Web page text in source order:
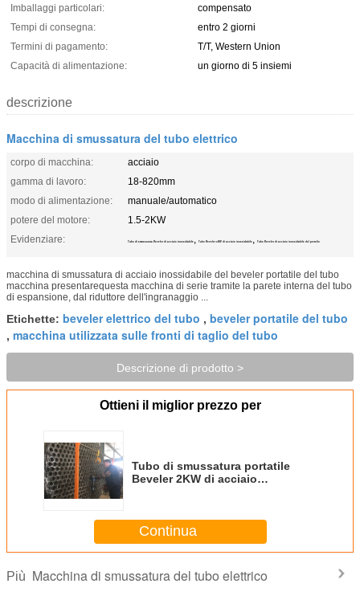
Imballaggi particolari:
compensato
Tempi di consegna:
entro 2 giorni
Termini di pagamento:
T/T, Western Union
Capacità di alimentazione:
un giorno di 5 insiemi
descrizione
Macchina di smussatura del tubo elettrico
corpo di macchina:
acciaio
gamma di lavoro:
18-820mm
modo di alimentazione:
manuale/automatico
potere del motore:
1.5-2KW
Evidenziare:
Tubo di smussatura Beveler di acciaio inossidabile , Tubo Beveler 2KW di acciaio inossidabile , Tubo Beveler di acciaio inossidabile del petrolio
macchina di smussatura di acciaio inossidabile del beveler portatile del tubo
macchina presentarequesta macchina di serie tramite la parete interna del tubo
di espansione, dal riduttore dell'ingranaggio ...
Etichette: beveler elettrico del tubo , beveler portatile del tubo
, macchina utilizzata sulle fronti di taglio del tubo
Descrizione di prodotto >
Ottieni il miglior prezzo per
Tubo di smussatura portatile
Beveler 2KW di acciaio
Continua
Più Macchina di smussatura del tubo elettrico